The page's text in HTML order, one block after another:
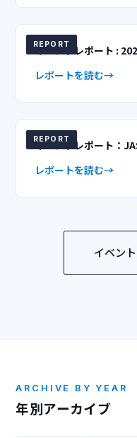
REPORT
イベントレポート :
レポートを読む
REPORT
イベントレポート：
レポートを読む
イベン
ARCHIVE BY YEAR
年別アーカイブ